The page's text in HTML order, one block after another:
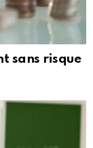
sans risque